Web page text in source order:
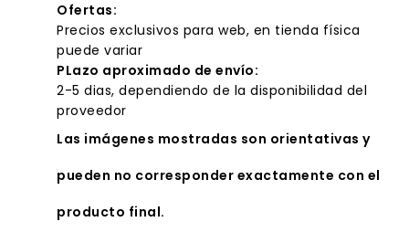
Ofertas:
Precios exclusivos para web, en tienda física
puede variar
PLazo aproximado de envío:
2-5 dias, dependiendo de la disponibilidad del
proveedor
Las imágenes mostradas son orientativas y
pueden no corresponder exactamente con el
producto final.